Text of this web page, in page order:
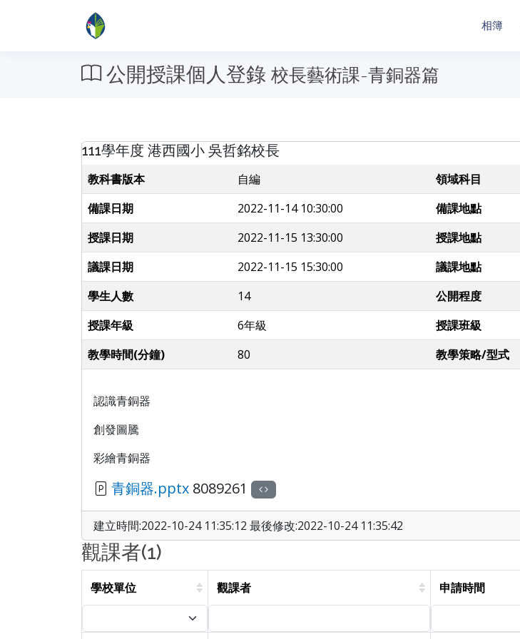
相簿
公開授課個人登錄 校長藝術課-青銅器篇
111學年度 港西國小 吳哲銘校長
教科書版本 自編 領域科目
備課日期
2022-11-14 10:30:00 備課地點
授課日期
2022-11-15 13:30:00 授課地點
議課日期
2022-11-15 15:30:00 議課地點
學生人數
14 公開程度
授課年級
6年級 授課班級
教學時間(分鐘)
80 教學策略/型式
認識青銅器
創發圖騰
彩繪青銅器
青銅器.pptx 8089261
建立時間:2022-10-24 11:35:12 最後修改:2022-10-24 11:35:42
觀課者(1)
學校單位 觀課者 申請時間